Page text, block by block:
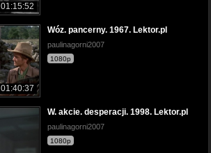
01:15:52
01:40:37
Wóz. pancerny. 1967. Lektor.pl
paulinagorni2007
1080p
W. akcie. desperacji. 1998. Lektor.pl
paulinagorni2007
1080p